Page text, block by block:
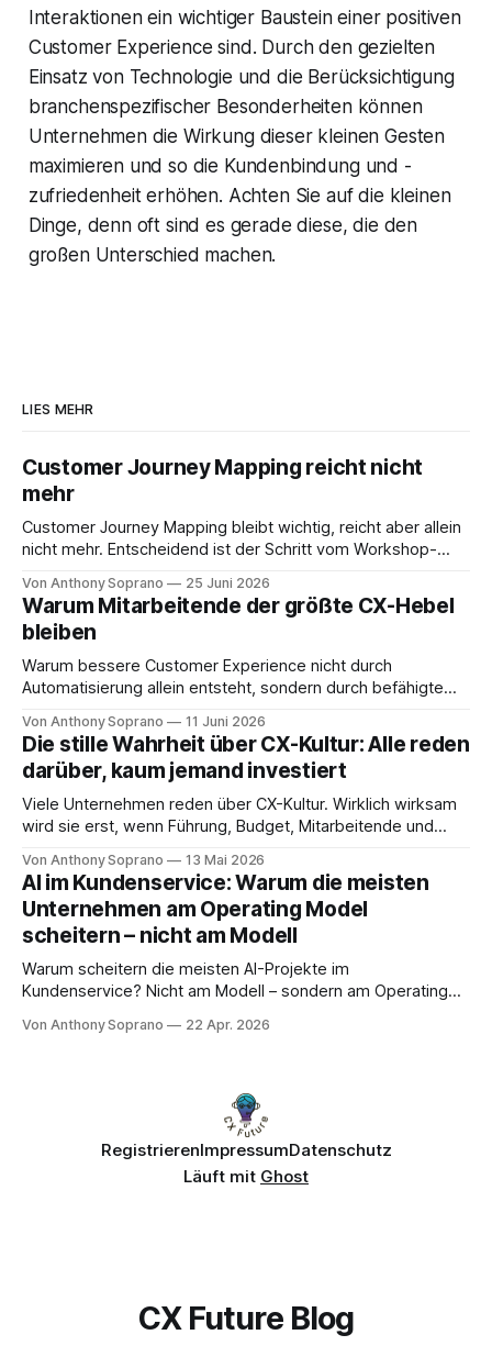
Interaktionen ein wichtiger Baustein einer positiven
Customer Experience sind. Durch den gezielten
Einsatz von Technologie und die Berücksichtigung
branchenspezifischer Besonderheiten können
Unternehmen die Wirkung dieser kleinen Gesten
maximieren und so die Kundenbindung und -
zufriedenheit erhöhen. Achten Sie auf die kleinen
Dinge, denn oft sind es gerade diese, die den
großen Unterschied machen.
LIES MEHR
Customer Journey Mapping reicht nicht
mehr
Customer Journey Mapping bleibt wichtig, reicht aber allein
nicht mehr. Entscheidend ist der Schritt vom Workshop-
Von Anthony Soprano 25 Juni 2026
Warum Mitarbeitende der größte CX-Hebel
bleiben
Warum bessere Customer Experience nicht durch
Automatisierung allein entsteht, sondern durch befähigte
Von Anthony Soprano 11 Juni 2026
Die stille Wahrheit über CX-Kultur: Alle reden
darüber, kaum jemand investiert
Viele Unternehmen reden über CX-Kultur. Wirklich wirksam
wird sie erst, wenn Führung, Budget, Mitarbeitende und
Von Anthony Soprano 13 Mai 2026
AI im Kundenservice: Warum die meisten
Unternehmen am Operating Model
scheitern – nicht am Modell
Warum scheitern die meisten AI-Projekte im
Kundenservice? Nicht am Modell – sondern am Operating
Implementierung.
Von Anthony Soprano 22 Apr. 2026
RegistrierenImpressumDatenschutz
Läuft mit Ghost
CX Future Blog